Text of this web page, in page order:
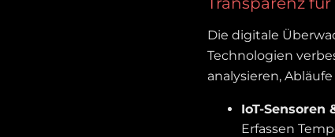
Die digitale
Technologien
analysieren,
IoT-Sensoren
Erfassen